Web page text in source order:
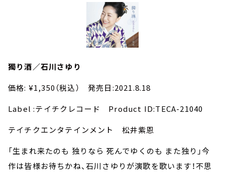
獨り酒／石川さゆり
価格: ¥1,350（税込） 発売日:2021.8.18
Label :テイチクレコード Product ID:TECA-21040
テイチクエンタテインメント 松井紫恩
「生まれ来たのも 独りなら 死んでゆくのも また独り」今
作は皆様お待ちかね、石川さゆりが演歌を歌います！不思